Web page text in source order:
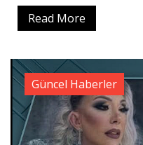
Read More
Güncel Haberler